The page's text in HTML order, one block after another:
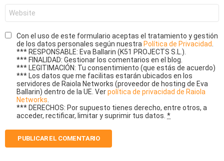
Con el uso de este formulario aceptas el tratamiento y gestión
de los datos personales según nuestra Política de Privacidad
*** RESPONSABLE: Eva Ballarin (K51 PROJECTS S.L.).
*** FINALIDAD: Gestionar los comentarios en el blog.
*** LEGITIMACIÓN: Tu consentimiento (que estás de acuerdo)
*** Los datos que me facilitas estarán ubicados en los
servidores de Raiola Networks (proveedor de hosting de Eva
Ballarin) dentro de la UE. Verpolítica de privacidad de Raiola
Networks
*** DERECHOS: Por supuesto tienes derecho, entre otros, a
acceder, rectificar, limitar y suprimir tus datos. *